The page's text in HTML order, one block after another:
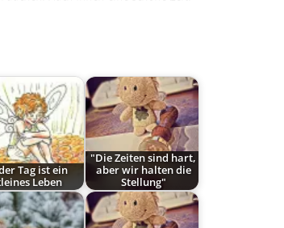
Tag ist ein
Leben
"Die Zeiten sind hart,
aber wir halten die
Stellung"